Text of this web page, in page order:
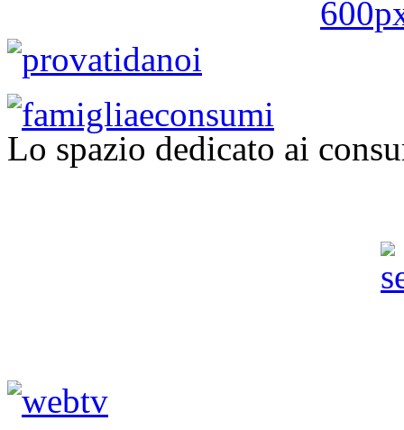
Lo spazio dedicato ai